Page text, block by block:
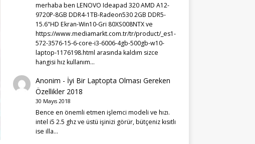
merhaba ben LENOVO Ideapad 320 AMD A12-
9720P-8GB DDR4-1TB-Radeon530 2GB DDR5-
15.6"HD Ekran-Win10-Gri 80XS008NTX ve
https://www.mediamarkt.com.tr/tr/product/_es1-
572-3576-15-6-core-i3-6006-4gb-500gb-w10-
laptop-1176198.html arasında kaldım sizce
hangisi hız kullanım…
Anonim - İyi Bir Laptopta Olması Gereken
Özellikler 2018
30 Mayıs 2018
Bence en önemli etmen işlemci modeli ve hızı.
intel i5 2.5 ghz ve üstü işinizi görür, bütçeniz kısıtlı
ise illa…